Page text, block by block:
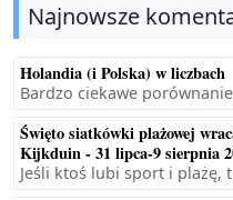
Najnowsze
Holandia (i Polska) w liczbach
Bardzo ciekawe
Święto siatkówki plażowej
Kijkduin - 31 lipca-9 sierpnia
Jeśli ktoś lubi sport i plażę,